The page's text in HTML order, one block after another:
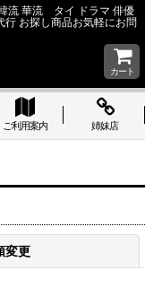
流 華流 タイ ドラマ 俳優
お探し商品お気軽にお問
カート
ご利用案内 姉妹店
変更